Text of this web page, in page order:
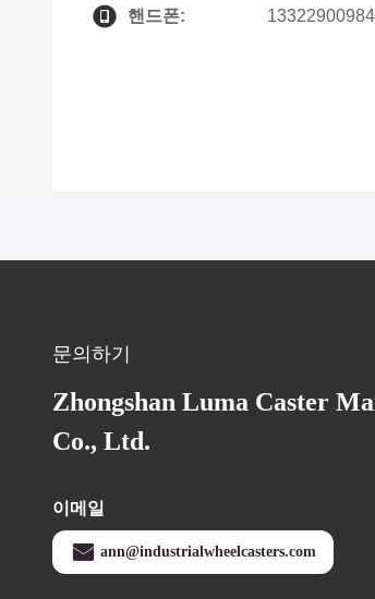
핸드폰: 13322900984
문의하기
Zhongshan Luma Caster
Co., Ltd.
이메일
ann@industrialwheelcasters.com